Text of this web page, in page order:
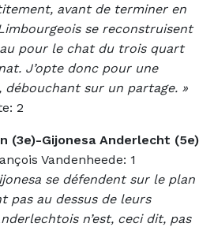
avant de terminer en
se reconstruisent
pour le chat du trois quart
J’opte donc pour une
sur un partage. »
2
(3e)-Gijonesa Anderlecht (5e)
Vandenheede: 1
se défendent sur le plan
pas au dessus de leurs
n’est, ceci dit, pas